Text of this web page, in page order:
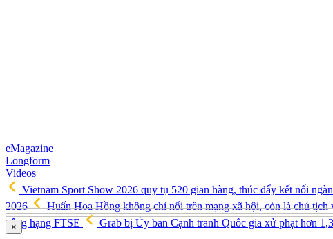
eMagazine
Longform
Videos
Vietnam Sport Show 2026 quy tụ 520 gian hàng, thúc đẩy kết nối
2026
Huấn Hoa Hồng không chỉ nổi trên mạng xã hội, còn là chủ
nâng hạng FTSE
Grab bị Ủy ban Cạnh tranh Quốc gia xử phạt hơn
×